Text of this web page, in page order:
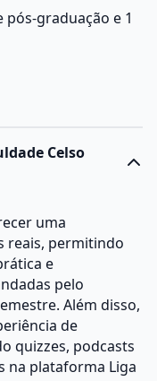
pós-graduação e 1
Celso
uma
reais, permitindo
e
pelo
Além disso,
de
quizzes, podcasts
na plataforma Liga